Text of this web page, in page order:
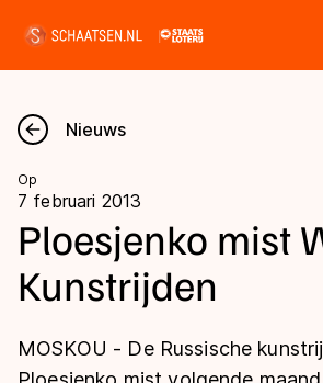
Nieuws
Kalender
Disciplines
Langebaan
Uitslagen
Nieuws
Op
7 februari 2013
Ploesjenko mist
Kunstrijden
MOSKOU - De Russische